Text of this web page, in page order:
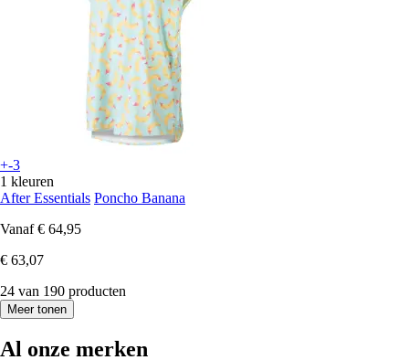
+-3
1 kleuren
After Essentials Poncho Banana
Vanaf € 64,95
€ 63,07
24 van 190 producten
Meer tonen
Al onze merken